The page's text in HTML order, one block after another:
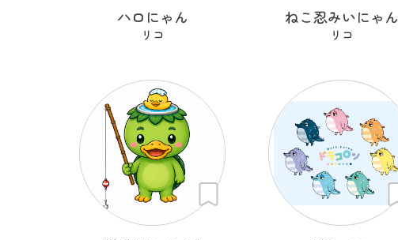
ハロにゃん
リコ
ねこ忍みいにゃん
リコ